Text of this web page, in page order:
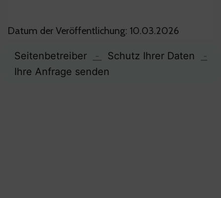
Datum der Veröffentlichung: 10.03.2026
Seitenbetreiber - Schutz Ihrer Daten
-
Ihre Anfrage senden